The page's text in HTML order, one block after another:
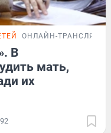
ОНЛАЙН-ТРАНСЛЯЦИЯ
В
мать,
их